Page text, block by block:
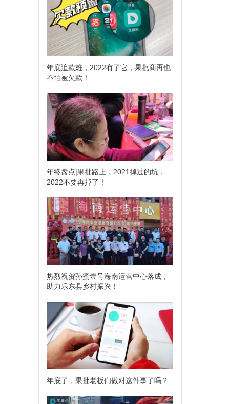
年底追款难，2022有了它，果批商再也
不怕被欠款！
年终盘点|果批路上，2021掉过的坑，
2022不要再掉了！
热烈祝贺孙蜜壹号海南运营中心落成，
助力乐东县乡村振兴！
年底了，果批老板们做对这件事了吗？